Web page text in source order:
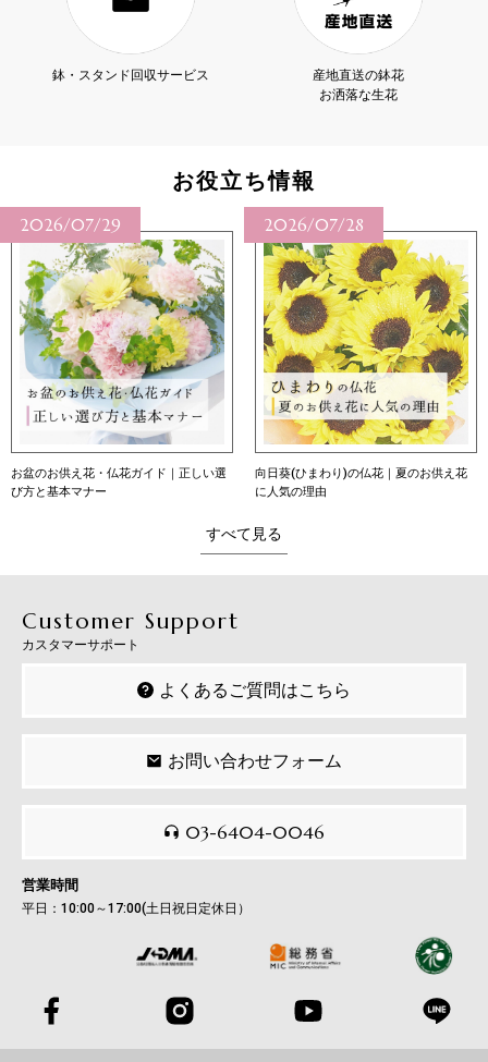
鉢・スタンド回収サービス
産地直送の鉢花
お洒落な生花
お役立ち情報
29
花・仏花ガイド｜正しい選
マナー
2026/07/28
向日葵(ひまわり)の仏花｜夏のお供え花
に人気の理由
向日葵（
すべて見る
Customer Support
カスタマーサポート
よくあるご質問はこちら
お問い合わせフォーム
03-6404-0046
営業時間
平日：10:00～17:00(土日祝日定休日）